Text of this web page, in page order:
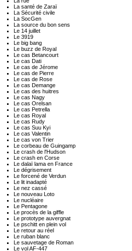
La santé de Zaraï
La Sécurité civile
La SocGen
La source du bon sens
Le 14 juillet
Le 3919
Le big bang
Le buzz de Royal
Le cas Betancourt
Le cas Dati
Le cas de Jérome
Le cas de Pierre
Le cas de Rose
Le cas Demange
Le cas des huitres
Le cas Nagy
Le cas Orelsan
Le cas Petrella
Le cas Royal
Le cas Rudy
Le cas Suu Kyi
Le cas Valentin
Le cas von Trier
Le corbeau de Guingamp
Le crash de l'Hudson
Le crash en Corse
Le dalaï lama en France
Le dégrisement
Le forcené de Verdun
Le lit inadapté
Le nez cassé
Le nouveau Loto
Le nucléaire
Le Pentagone
Le procès de la giffle
Le prototype auvergnat
Le pschitt en plein vol
Le retour au réel
Le ruban blanc
Le sauvetage de Roman
Le vol AF-447